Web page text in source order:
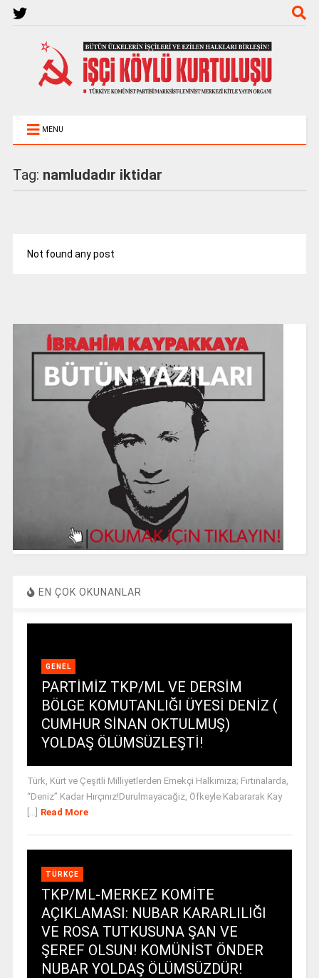
MENU
Tag: namludadır iktidar
Not found any post
EN ÇOK OKUNANLAR
GENEL
PARTİMİZ TKP/ML VE DERSİM
BÖLGE KOMUTANLIĞI ÜYESİ DENİZ (
CUMHUR SİNAN OKTULMUŞ)
YOLDAŞ ÖLÜMSÜZLEŞTİ!
Türk, Kürt ve Çeşitli Milliyetlerden Emekçi Halkımıza; Fırtınalarda,
“Deniz” Kadar Hırçınız!Durulmayacağız, Öfkeyle Kabararak Kay
Read More
TÜRKÇE
TKP/ML-MERKEZ KOMİTE
AÇIKLAMASI: NUBAR KARARLILIĞI
VE ROSA TUTKUSUNA ŞAN VE
ŞEREF OLSUN! KOMÜNİST ÖNDER
NUBAR YOLDAŞ ÖLÜMSÜZDÜR!